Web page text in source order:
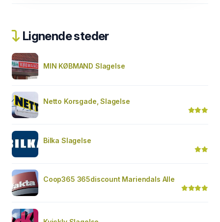
Lignende steder
MIN KØBMAND Slagelse
Netto Korsgade, Slagelse
Bilka Slagelse
Coop365 365discount Mariendals Alle